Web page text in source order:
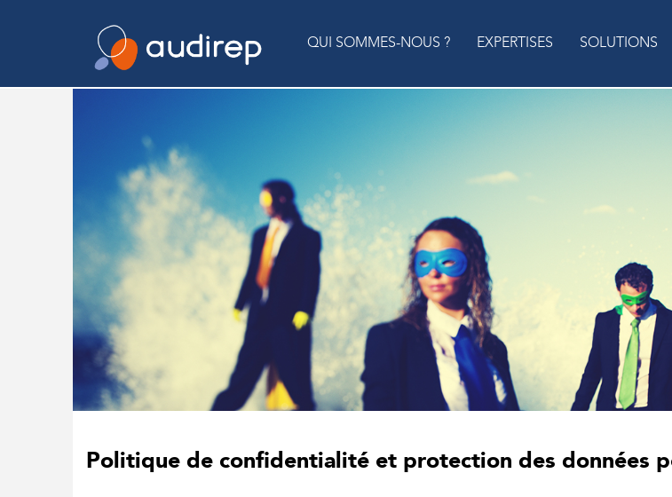
QUI SOMMES-NOUS ? EXPERTISES SOLUTIONS
Politique de confidentialité et protection des données